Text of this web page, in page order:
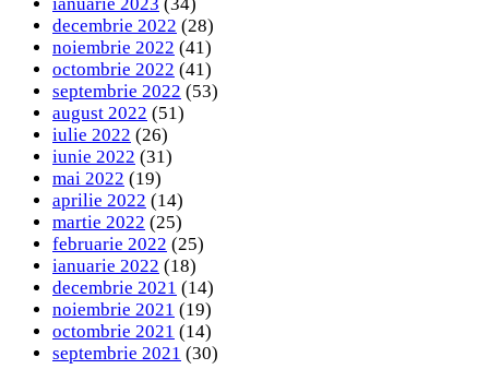
decembrie 2022 (28)
noiembrie 2022 (41)
octombrie 2022 (41)
septembrie 2022 (53)
august 2022 (51)
iulie 2022 (26)
iunie 2022 (31)
mai 2022 (19)
aprilie 2022 (14)
martie 2022 (25)
februarie 2022 (25)
ianuarie 2022 (18)
decembrie 2021 (14)
noiembrie 2021 (19)
octombrie 2021 (14)
septembrie 2021 (30)